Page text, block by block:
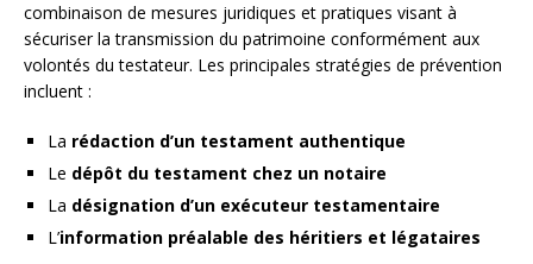
combinaison de mesures juridiques et pratiques visant à
sécuriser la transmission du patrimoine conformément aux
volontés du testateur. Les principales stratégies de prévention
incluent :
La rédaction d’un testament authentique
Le dépôt du testament chez un notaire
La désignation d’un exécuteur testamentaire
L’information préalable des héritiers et légataires